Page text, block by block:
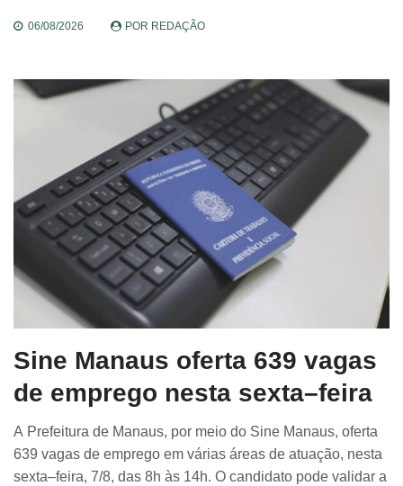
06/08/2026 POR REDAÇÃO
Sine Manaus oferta 639 vagas
de emprego nesta sexta–feira
A Prefeitura de Manaus, por meio do Sine Manaus, oferta
639 vagas de emprego em várias áreas de atuação, nesta
sexta–feira, 7/8, das 8h às 14h. O candidato pode validar a